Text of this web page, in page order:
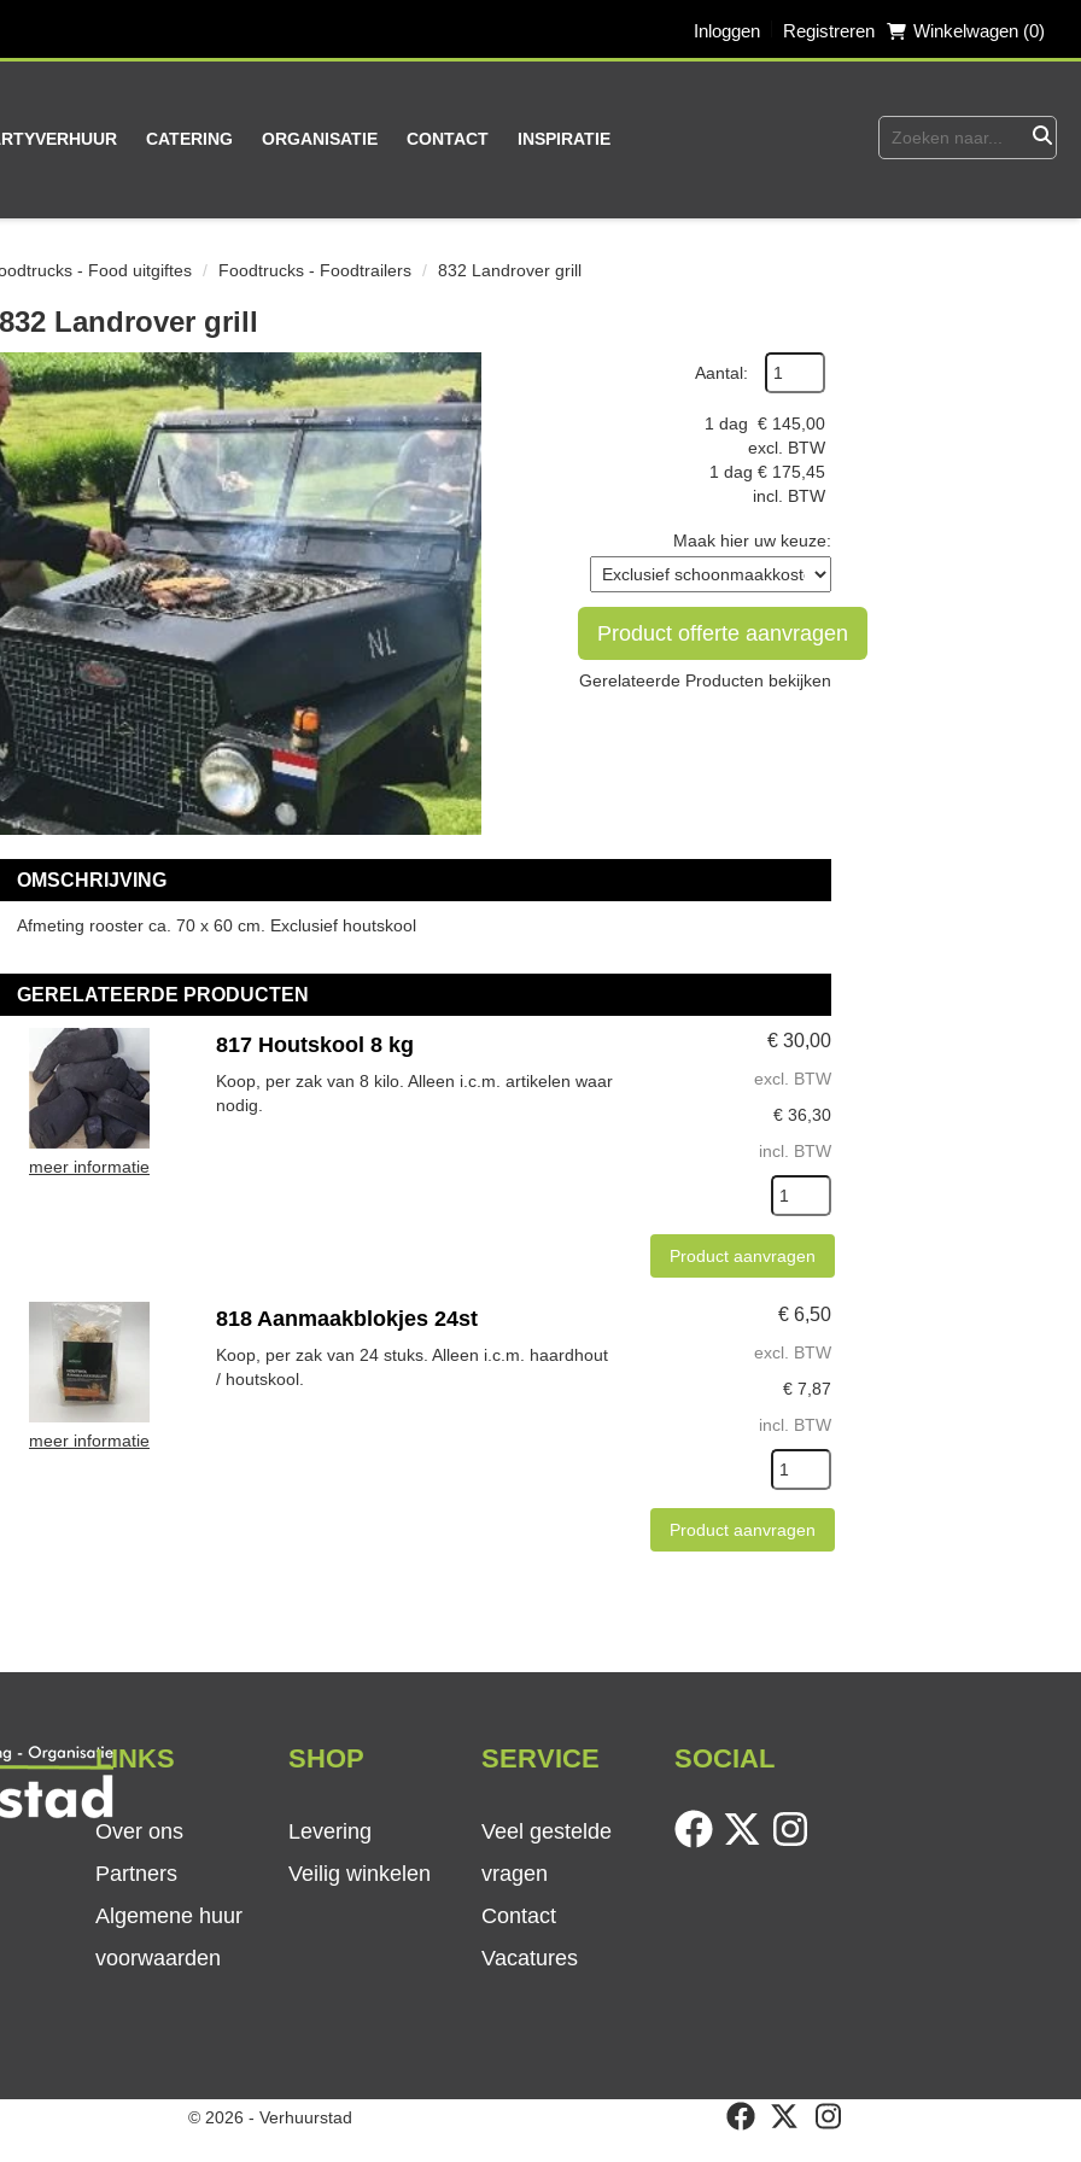
Inloggen Registreren Winkelwagen (0)
CATERING ORGANISATIE CONTACT INSPIRATIE
- Food uitgiftes Foodtrucks - Foodtrailers 832 Landrover grill
832 Landrover grill
Aantal:
1 dag € 145,00
excl. BTW
1 dag € 175,45
incl. BTW
Maak hier uw keuze:
Product offerte aanvragen
Gerelateerde Producten bekijken
OMSCHRIJVING
Afmeting rooster ca. 70 x 60 cm. Exclusief houtskool
GERELATEERDE PRODUCTEN
meer informatie
€ 30,00
excl. BTW
€ 36,30
incl. BTW
Product aanvragen
817 Houtskool 8 kg
Koop, per zak van 8 kilo. Alleen i.c.m. artikelen waar
nodig.
meer informatie
€ 6,50
excl. BTW
€ 7,87
incl. BTW
Product aanvragen
818 Aanmaakblokjes 24st
Koop, per zak van 24 stuks. Alleen i.c.m. haardhout
/ houtskool.
LINKS
Over ons
Partners
Algemene huur
voorwaarden
SHOP
Levering
Veilig winkelen
SERVICE
Veel gestelde
vragen
Contact
Vacatures
SOCIAL
facebooktwitter
© 2026 - Verhuurstad facebook
twitter instagram